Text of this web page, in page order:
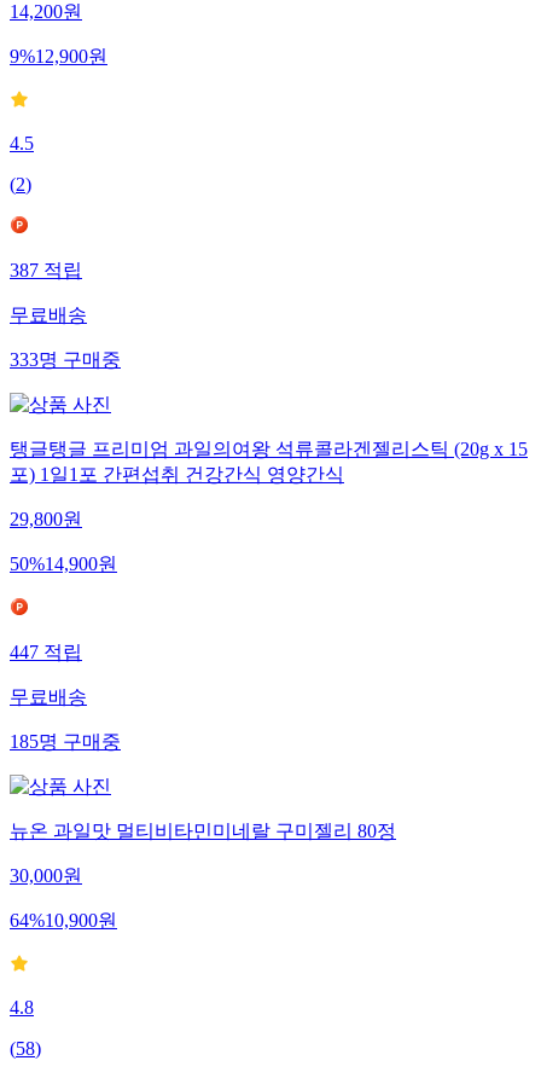
14,200원
9%12,900원
4.5
(2)
387 적립
무료배송
333명 구매중
탱글탱글 프리미엄 과일의여왕 석류콜라겐젤리스틱 (20g x 15
포) 1일1포 간편섭취 건강간식 영양간식
29,800원
50%14,900원
447 적립
무료배송
185명 구매중
뉴온 과일맛 멀티비타민미네랄 구미젤리 80정
30,000원
64%10,900원
4.8
(58)